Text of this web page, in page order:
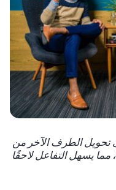
تحويل الطرف الآخر من
يسهل التفاعل لاحقًا